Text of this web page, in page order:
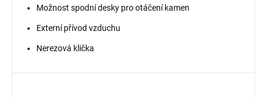
Možnost spodní desky pro otáčení kamen
Externí přívod vzduchu
Nerezová klička